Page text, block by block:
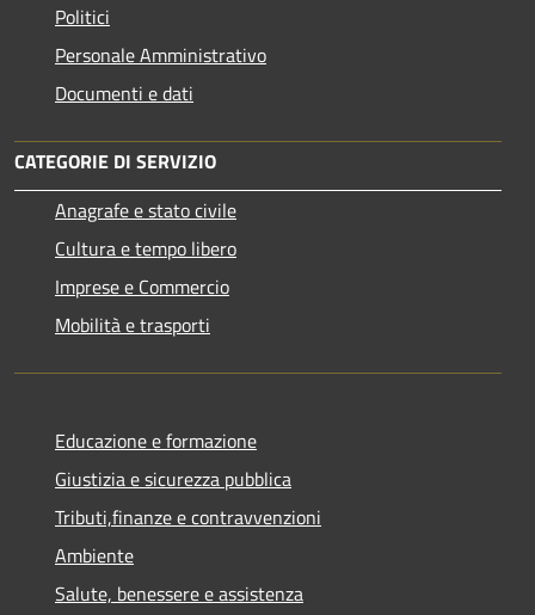
Politici
Personale Amministrativo
Documenti e dati
CATEGORIE DI SERVIZIO
Anagrafe e stato civile
Cultura e tempo libero
Imprese e Commercio
Mobilità e trasporti
Educazione e formazione
Giustizia e sicurezza pubblica
Tributi,finanze e contravvenzioni
Ambiente
Salute, benessere e assistenza